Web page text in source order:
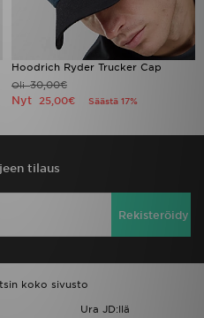
Hoodrich Ryder Trucker Cap
Oli30,00€
Nyt 25,00€ Säästä 17%
tilaus
Rekisteröidy
koko sivusto
Ura JD:llä